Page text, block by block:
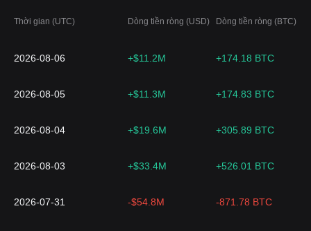
Thời gian (UTC) Dòng tiền ròng (USD) Dòng tiền ròng (BTC)
2026-08-06 +$11.2M +174.18 BTC
2026-08-05 +$11.3M +174.83 BTC
2026-08-04 +$19.6M +305.89 BTC
2026-08-03 +$33.4M +526.01 BTC
2026-07-31 -$54.8M -871.78 BTC